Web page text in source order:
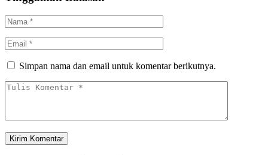
Simpan nama dan email untuk komentar berikutnya.